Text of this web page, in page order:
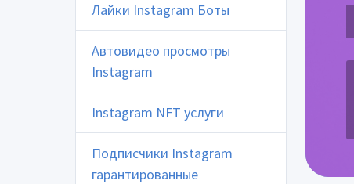
Лайки Instagram Боты
Автовидео просмотры
Instagram
Instagram NFT услуги
Подписчики Instagram
гарантированные